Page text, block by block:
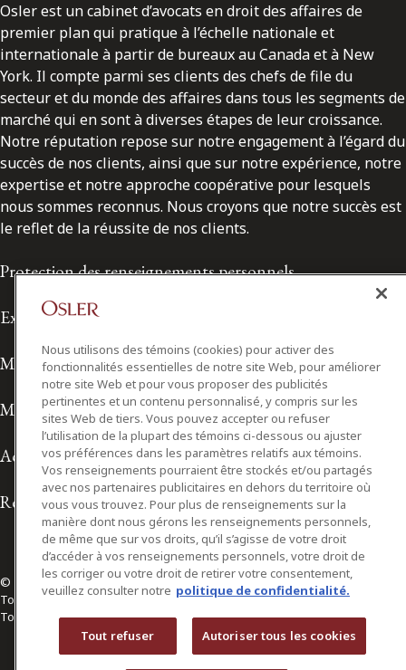
Osler est un cabinet d’avocats en droit des affaires de
premier plan qui pratique à l’échelle nationale et
internationale à partir de bureaux au Canada et à New
York. Il compte parmi ses clients des chefs de file du
secteur et du monde des affaires dans tous les segments de
marché qui en sont à diverses étapes de leur croissance.
Notre réputation repose sur notre engagement à l’égard du
succès de nos clients, ainsi que sur notre expérience, notre
expertise et notre approche coopérative pour lesquels
nous sommes reconnus. Nous croyons que notre succès est
le reflet de la réussite de nos clients.
Protection des renseignements personnels
Exonération de responsabilité
Modalités de prestation de services
Modalités d'utilisation
Accessibilité
Relations avec les médias
© 2026 Osler, Hoskin & Harcourt S.E.N.C.R.L./s.r.l.
Tous droits réservés
Toronto | Montréal | Calgary | Vancouver | Ottawa | New York
Nous utilisons des témoins (cookies) pour activer des
fonctionnalités essentielles de notre site Web, pour améliorer
notre site Web et pour vous proposer des publicités
pertinentes et un contenu personnalisé, y compris sur les
sites Web de tiers. Vous pouvez accepter ou refuser
l’utilisation de la plupart des témoins ci-dessous ou ajuster
vos préférences dans les paramètres relatifs aux témoins.
Vos renseignements pourraient être stockés et/ou partagés
avec nos partenaires publicitaires en dehors du territoire où
vous vous trouvez. Pour plus de renseignements sur la
manière dont nous gérons les renseignements personnels,
de même que sur vos droits, qu’il s’agisse de votre droit
d’accéder à vos renseignements personnels, votre droit de
les corriger ou votre droit de retirer votre consentement,
veuillez consulter notre politique de confidentialité.
Tout refuser Autoriser tous les cookies